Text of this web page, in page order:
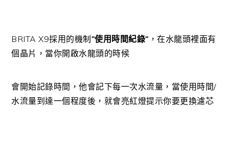
BRITA X9採用的機制 “使用時間紀錄“ ，在水龍頭裡面有
個晶片，當你開啟水龍頭的時候
會開始記錄時間，他會記下每一次水流量，當使用時間/
水流量到達一個程度後，就會亮紅燈提示你要更換濾芯